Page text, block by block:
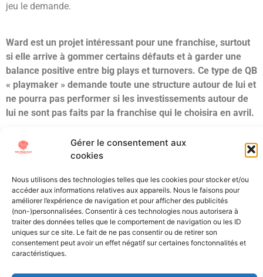
Gérer le consentement aux
cookies
Nous utilisons des technologies telles que les cookies pour stocker et/ou
accéder aux informations relatives aux appareils. Nous le faisons pour
améliorer l’expérience de navigation et pour afficher des publicités
(non-)personnalisées. Consentir à ces technologies nous autorisera à
traiter des données telles que le comportement de navigation ou les ID
uniques sur ce site. Le fait de ne pas consentir ou de retirer son
consentement peut avoir un effet négatif sur certaines fonctonnalités et
caractéristiques.
jeu le demande.
Ward est un projet intéressant pour une franchise, surtout
si elle arrive à gommer certains défauts et à garder une
balance positive entre big plays et turnovers. Ce type de QB
« playmaker » demande toute une structure autour de lui et
ne pourra pas performer si les investissements autour de
lui ne sont pas faits par la franchise qui le choisira en avril.
Draft Projection : Top 5
ÉtiquetéACCCAMDraftMiamiNCAANFL
DraftQBScoutingWARD
All Texts Rights Reserved © 2023
Tous les textes présents sur ce site sont protégés par les droits